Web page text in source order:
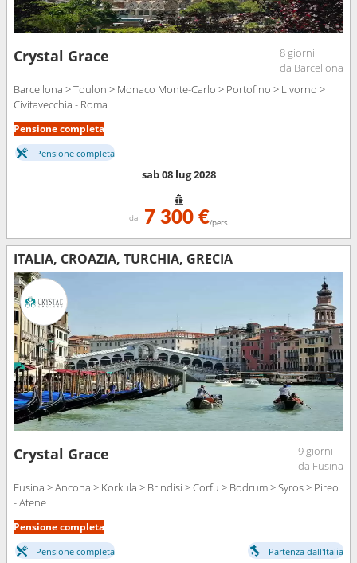
Crystal Grace
8 giorni
da Barcellona
Barcellona > Toulon > Monaco Monte-Carlo > Portofino > Livorno >
Civitavecchia - Roma
Pensione completa
Pensione completa
sab 08 lug 2028
da 7 300 €/pers
ITALIA, CROAZIA, TURCHIA, GRECIA
Crystal Grace
9 giorni
da Fusina
Fusina > Ancona > Korkula > Brindisi > Corfu > Bodrum > Syros > Pireo
- Atene
Pensione completa
Pensione completa Partenza dall'Italia